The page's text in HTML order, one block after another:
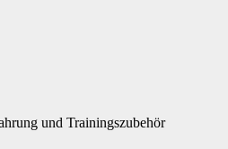
und Trainingszubehör